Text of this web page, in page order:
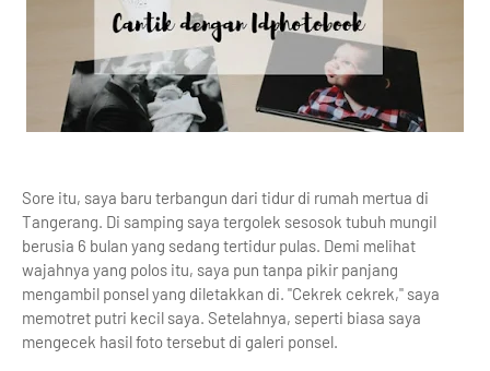
Sore itu, saya baru terbangun dari tidur di rumah mertua di
Tangerang. Di samping saya tergolek sesosok tubuh mungil
berusia 6 bulan yang sedang tertidur pulas. Demi melihat
wajahnya yang polos itu, saya pun tanpa pikir panjang
mengambil ponsel yang diletakkan di. "Cekrek cekrek," saya
memotret putri kecil saya. Setelahnya, seperti biasa saya
mengecek hasil foto tersebut di galeri ponsel.